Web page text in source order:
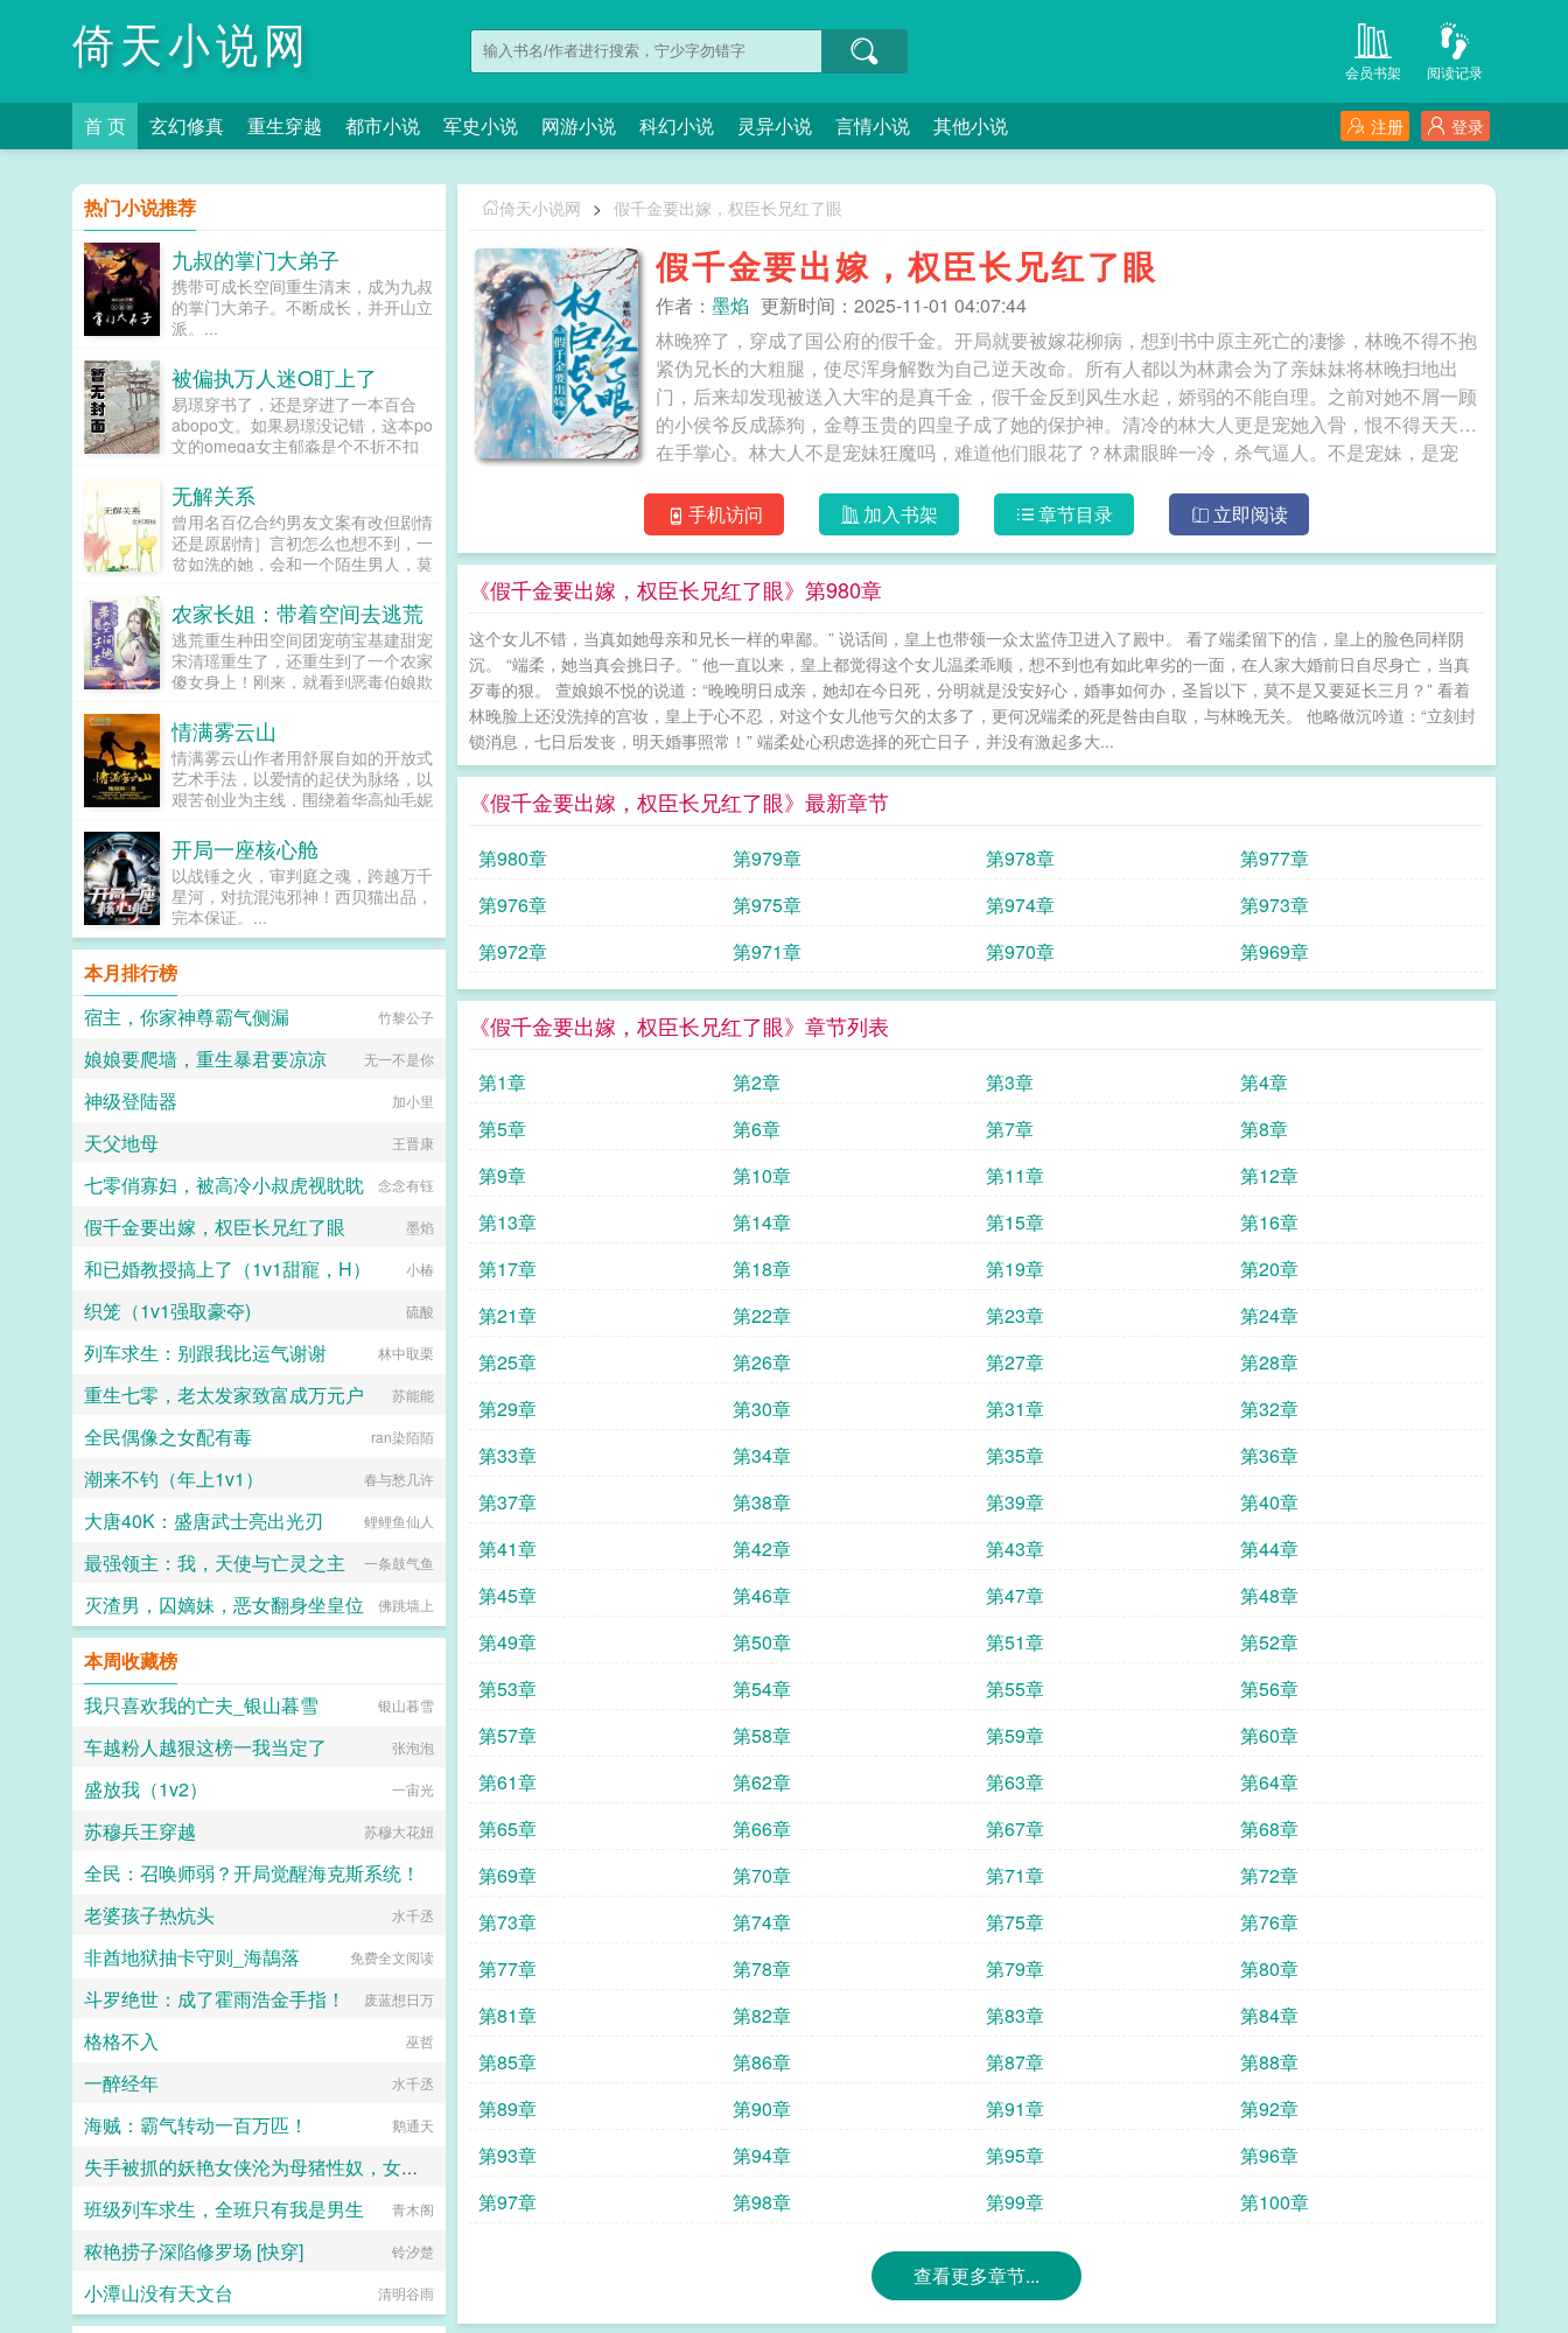
倚天小说网 阅读记录
会员书架
首 页 玄幻修真 重生穿越 都市小说 军史小说 网游小说 科幻小说 灵异小说 言情小说 其他小说 登录
注册
倚天小说网 > 假千金要出嫁，权臣长兄红了眼
假千金要出嫁，权臣长兄红了眼
作者： 墨焰 更新时间：2025-11-01 04:07:44
林晚猝了，穿成了国公府的假千金。开局就要被嫁花柳病，想到书中原主死亡的凄惨，林晚不得不抱
紧伪兄长的大粗腿，使尽浑身解数为自己逆天改命。所有人都以为林肃会为了亲妹妹将林晚扫地出
门，后来却发现被送入大牢的是真千金，假千金反到风生水起，娇弱的不能自理。之前对她不屑一顾
的小侯爷反成舔狗，金尊玉贵的四皇子成了她的保护神。清冷的林大人更是宠她入骨，恨不得天天捧
在手掌心。林大人不是宠妹狂魔吗，难道他们眼花了？林肃眼眸一冷，杀气逼人。不是宠妹，是宠
手机访问
加入书架 章节目录 立即阅读
《假千金要出嫁，权臣长兄红了眼》第980章
这个女儿不错，当真如她母亲和兄长一样的卑鄙。” 说话间，皇上也带领一众太监侍卫进入了殿中。 看了端柔留下的信，皇上的脸色同样阴
沉。 “端柔，她当真会挑日子。” 他一直以来，皇上都觉得这个女儿温柔乖顺，想不到也有如此卑劣的一面，在人家大婚前日自尽身亡，当真
歹毒的狠。 萱娘娘不悦的说道：“晚晚明日成亲，她却在今日死，分明就是没安好心，婚事如何办，圣旨以下，莫不是又要延长三月？” 看着
林晚脸上还没洗掉的宫妆，皇上于心不忍，对这个女儿他亏欠的太多了，更何况端柔的死是咎由自取，与林晚无关。 他略做沉吟道：“立刻封
锁消息，七日后发丧，明天婚事照常！” 端柔处心积虑选择的死亡日子，并没有激起多大...
《假千金要出嫁，权臣长兄红了眼》最新章节
第980章 第979章 第978章
第977章
第976章
第975章 第974章
第973章
第972章
第971章 第970章 第969章
《假千金要出嫁，权臣长兄红了眼》章节列表
第1章 第2章 第3章
第4章
第5章
第6章 第7章
第8章
第9章
第10章 第11章
第12章
第13章
第14章 第15章
第16章
第17章
第18章 第19章
第20章
第21章
第22章 第23章
第24章
第25章
第26章 第27章
第28章
第29章
第30章 第31章
第32章
第33章
第34章 第35章
第36章
第37章
第38章 第39章
第40章
第41章
第42章 第43章
第44章
第45章
第46章 第47章
第48章
第49章
第50章 第51章
第52章
第53章
第54章 第55章
第56章
第57章
第58章 第59章
第60章
第61章
第62章 第63章
第64章
第65章
第66章 第67章
第68章
第69章
第70章 第71章
第72章
第73章
第74章 第75章
第76章
第77章
第78章 第79章
第80章
第81章
第82章 第83章
第84章
第85章
第86章 第87章
第88章
第89章
第90章 第91章
第92章
第93章
第94章 第95章
第96章
第97章
第98章 第99章 第100章
查看更多章节...
热门小说推荐
九叔的掌门大弟子
携带可成长空间重生清末，成为九叔
的掌门大弟子。不断成长，并开山立
派。...
被偏执万人迷O盯上了
易璟穿书了，还是穿进了一本百合
abopo文。如果易璟没记错，这本po
文的omega女主郁淼是个不折不扣
无法克制对郁淼强取豪夺的冲动，即
使郁淼自己性格冷淡对那种事完全没
有兴趣，剧情也总会拐到那个方向，
而且每隔两三章会就换一批alpha，
刺激得不行。穿到一切开始之前，易
淼。青灰亚麻色的分层长卷发，神态
有些病弱，眼波迷蒙猫一样慵懒仿佛
含着水似的，远远一眼望过来就能令
人神魂颠倒。看着郁淼靠在窗边，衬
吞吐烟雾，易璟缓缓向写出郁淼的作
者献上膝盖。难怪文中那些alpha要
发疯，她看了也忍不住想喊姐姐请让
我贴一下啊！郁淼有一个秘密。她知
道未来会发生的所有事。那期间每一
之前，郁淼每天都在数着日子等着复
仇，因此她清楚的知道易璟不是这个
世界的人。但是易璟太可爱了。她是
她世界里唯一的正常人，不会忽然发
疯对她强取豪夺，也不会利用信息素
在各种地方侮辱一样地占有，还会默
不作声地带她绕开所有的剧情点。因
为易璟，上辈子那些恶心的alpha没
有一个能来到她的面前。郁淼爱易
璟。只是易璟总是不开窍，每次亲近
她到最后都会弹开，即使她说她愿
意。于是在情热期那天，郁淼提前丢
掉了抑制剂，处理掉了一直在烦她的
alpha，脆弱的靠进了易璟怀里璟
璟，我难受。帮帮我1始终1v12超听
女a无挂件2023725文案已截图备
份。...
无解关系
曾用名百亿合约男友文案有改但剧情
还是原剧情］言初怎么也想不到，一
贫如洗的她，会和一个陌生男人，莫
富交换。说白了就是他的钱进了她账
户，她的钱进了他账户还转！不！
回！去！好消息对方是陆洺执，陆氏
集团太子爷，多金，年轻，人还帅。
坏消息这人脾气差，控制欲强，还打
农家长姐：带着空间去逃荒
逃荒重生种田空间团宠萌宝基建甜宠
宋清瑶重生了，还重生到了一个农家
傻女身上！刚来，就看到恶毒伯娘欺
了。刚解决了，就遇...
情满雾云山
情满雾云山作者用舒展自如的开放式
艺术手法，以爱情的起伏为脉络，以
艰苦创业为主线，围绕着华高灿毛妮
文彬梁仕达丁...
开局一座核心舱
以战锤之火，审判庭之魂，跨越万千
星河，对抗混沌邪神！西贝猫出品，
完本保证。...
本月排行榜
宿主，你家神尊霸气侧漏
竹黎公子
娘娘要爬墙，重生暴君要凉凉 无一不是你
神级登陆器 加小里
天父地母 王晋康
七零俏寡妇，被高冷小叔虎视眈眈 念念有钰
假千金要出嫁，权臣长兄红了眼 墨焰
和已婚教授搞上了（1v1甜寵，H） 小椿
织笼（1v1强取豪夺) 硫酸
列车求生：别跟我比运气谢谢 林中取栗
重生七零，老太发家致富成万元户 苏能能
全民偶像之女配有毒 ran染陌陌
潮来不钓（年上1v1） 春与愁几许
大唐40K：盛唐武士亮出光刃 鲤鲤鱼仙人
最强领主：我，天使与亡灵之主 一条鼓气鱼
灭渣男，囚嫡妹，恶女翻身坐皇位 佛跳墙上
本周收藏榜
我只喜欢我的亡夫_银山暮雪
银山暮雪
车越粉人越狠这榜一我当定了 张泡泡
盛放我（1v2） 一宙光
苏穆兵王穿越 苏穆大花妞
全民：召唤师弱？开局觉醒海克斯系统！
一脸糊涂
老婆孩子热炕头 水千丞
非酋地狱抽卡守则_海鶄落 免费全文阅读
斗罗绝世：成了霍雨浩金手指！ 废蓝想日万
格格不入 巫哲
一醉经年 水千丞
海贼：霸气转动一百万匹！ 鹅通天
失手被抓的妖艳女侠沦为母猪性奴，女儿师妹最终也落入魔掌？
可能是显像管
班级列车求生，全班只有我是男生 青木阁
秾艳捞子深陷修罗场 [快穿] 铃汐楚
小潭山没有天文台 清明谷雨